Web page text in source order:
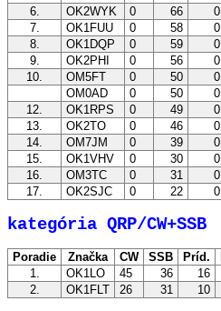
6.
OK2WYK 0 66 0
7.
OK1FUU 0 58 0
8.
OK1DQP 0 59 0
9.
OK2PHI 0 56 0
10.
OM5FT 0 50 0
OM0AD
0 50 0
12.
OK1RPS 0 49 0
13.
OK2TO 0 46 0
14.
OM7JM 0 39 0
15.
OK1VHV 0 30 0
16.
OM3TC 0 31 0
17.
OK2SJC 0 22 0
kategória QRP/CW+SSB
Poradie Značka CW SSB Príd.
1.
OK1LO 45 36 16
2.
OK1FLT 26 31 10